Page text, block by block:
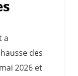
a
des
2026 et